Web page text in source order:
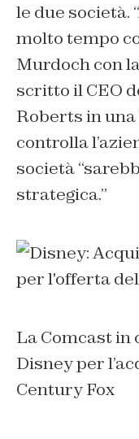
le due società.
molto tempo
Murdoch con
scritto il CEO
Roberts in
controlla
società
strategica.”
La Comcast in
Disney per
Century Fox